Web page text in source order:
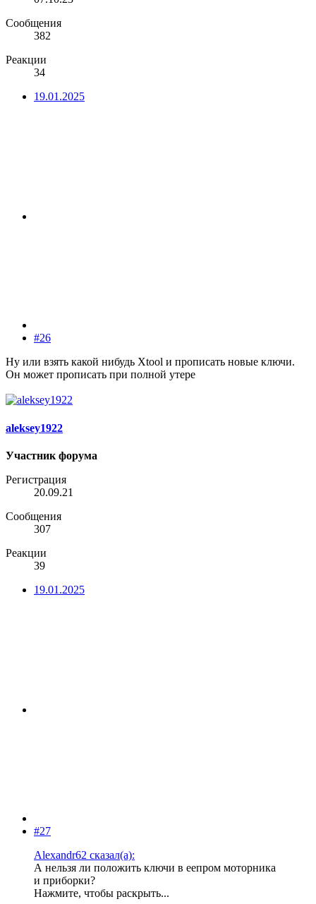
Сообщения
382
Реакции
34
19.01.2025
#26
Ну или взять какой нибудь Xtool и прописать новые ключи.
Он может прописать при полной утере
aleksey1922
Участник форума
Регистрация
20.09.21
Сообщения
307
Реакции
39
19.01.2025
#27
Alexandr62 сказал(а):
А нельзя ли положить ключи в еепром моторника
и приборки?
Нажмите, чтобы раскрыть...